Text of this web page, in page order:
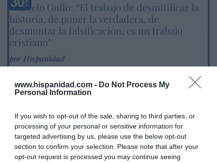
www.hispanidad.com - Do Not Process My
Personal Information
If you wish to opt-out of the sale, sharing to third parties, or
processing of your personal or sensitive information for
targeted advertising by us, please use the below opt-out
section to confirm your selection. Please note that after your
opt-out request is processed you may continue seeing
Marcelo Gullo: “El trabajo de desmitificar la
historia, de poner la verdadera, de
desmontar la falsificación, es un trabajo
cristiano"
por Hispanidad
DIARIO DE LA CORRUPCIÓN SANCHISTA
Diario de la corrupción sanchista. Bolaños
se reunió en el año 2025 hasta seis veces
con Zapatero, mientras se desarrollaba la
investigación judicial sobre la aerolínea